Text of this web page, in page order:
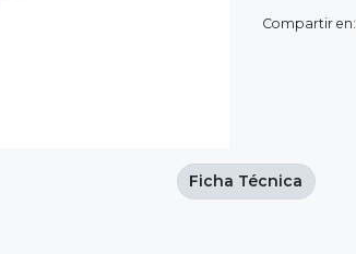
Compartir en:
Ficha Técnica